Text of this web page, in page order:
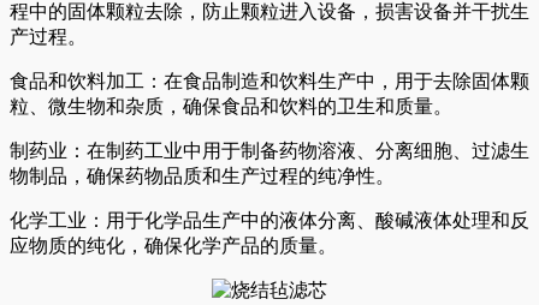
程中的固体颗粒去除，防止颗粒进入设备，损害设备并干扰生
产过程。
食品和饮料加工：在食品制造和饮料生产中，用于去除固体颗
粒、微生物和杂质，确保食品和饮料的卫生和质量。
制药业：在制药工业中用于制备药物溶液、分离细胞、过滤生
物制品，确保药物品质和生产过程的纯净性。
化学工业：用于化学品生产中的液体分离、酸碱液体处理和反
应物质的纯化，确保化学产品的质量。